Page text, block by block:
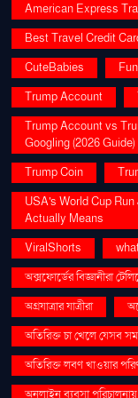
American Express
Best Travel Credit
CuteBabies
Trump Account
Trump Account vs
Googling (2026 Guide)
Trump Coin
USA's World Cup
Actually Means
ViralShorts
অক্সফোর্ডের বিজ্ঞানীরা
অগ্রযাত্রার যাত্রীরা
অতিরিক্ত চা খেলে যেসব
অতিরিক্ত লবণ খাওয়ার